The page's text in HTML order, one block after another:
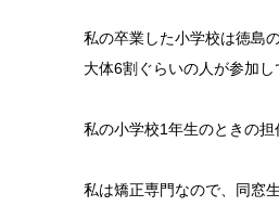
私の卒業した小学校は徳島
大体6割ぐらいの人が参加し
私の小学校1年生のときの担
私は矯正専門なので、同窓